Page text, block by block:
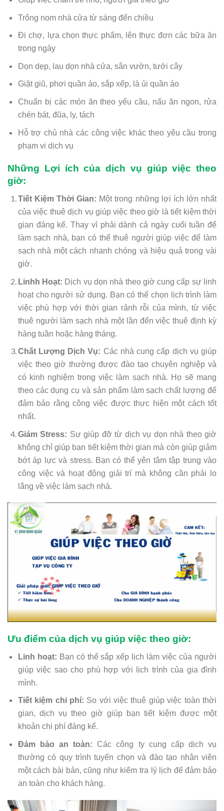
Trông nom nhà cửa từ sáng đến chiều
Đi chợ, lựa chọn thực phẩm, lên thực đơn các bữa ăn
trong ngày
Dọn dẹp, lau dọn nhà cửa, sân vườn, tưới cây
Giặt giũ, phơi quần áo, sắp xếp, là ủi quần áo
Chuẩn bị các món ăn theo yếu cầu, nấu ăn ngon, rửa
chén bát, đũa, ly, tách
Hỗ trợ chủ nhà các công việc khác theo yêu cầu trong
phạm vi dịch vụ
Những Lợi ích của dịch vụ giúp việc theo
giờ:
Tiết Kiệm Thời Gian: Một trong những lợi ích lớn nhất
của việc thuê dịch vụ giúp việc theo giờ là tiết kiệm thời
gian đáng kể. Thay vì phải dành cả ngày cuối tuần để
làm sạch nhà, bạn có thể thuê người giúp việc để làm
sạch nhà một cách nhanh chóng và hiệu quả trong vài
giờ.
Linhh Hoạt: Dịch vụ dọn nhà theo giờ cung cấp sự linh
hoạt cho người sử dụng. Bạn có thể chọn lịch trình làm
việc phù hợp với thời gian rảnh rỗi của mình, từ việc
thuê người làm sạch nhà một lần đến việc thuê định kỳ
hàng tuần hoặc hàng tháng.
Chất Lượng Dịch Vụ: Các nhà cung cấp dịch vụ giúp
việc theo giờ thường được đào tạo chuyên nghiệp và
có kinh nghiệm trong việc làm sạch nhà. Họ sẽ mang
theo các dụng cụ và sản phẩm làm sạch chất lượng để
đảm bảo rằng công việc được thực hiện một cách tốt
nhất.
Giảm Stress: Sự giúp đỡ từ dịch vụ dọn nhà theo giờ
không chỉ giúp bạn tiết kiệm thời gian mà còn giúp giảm
bớt áp lực và stress. Bạn có thể yên tâm tập trung vào
công việc và hoạt động giải trí mà không cần phải lo
lắng về việc làm sạch nhà.
Ưu điểm của dịch vụ giúp việc theo giờ:
Linh hoạt: Bạn có thể sắp xếp lịch làm việc của người
giúp việc sao cho phù hợp với lịch trình của gia đình
mình.
Tiết kiệm chi phí: So với việc thuê giúp việc toàn thời
gian, dịch vụ theo giờ giúp bạn tiết kiệm được một
khoản chi phí đáng kể.
Đảm bảo an toàn: Các công ty cung cấp dịch vụ
thường có quy trình tuyển chọn và đào tạo nhân viên
một cách bài bản, cũng như kiểm tra lý lịch để đảm bảo
an toàn cho khách hàng.